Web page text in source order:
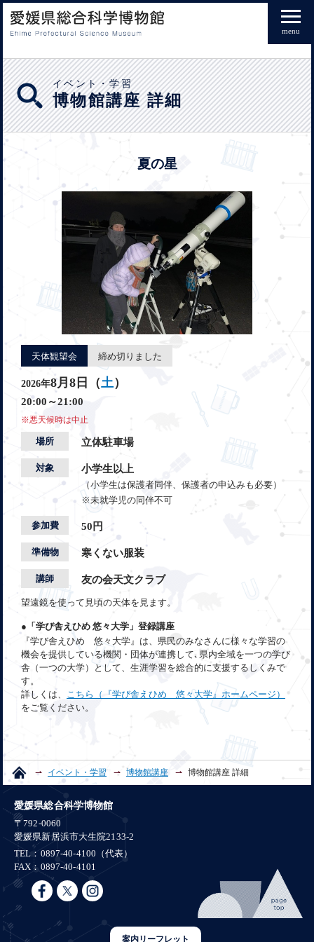
menu
イベント・学習
博物館講座 詳細
夏の星
天体観望会 締め切りました
2026年8月8日（土）
20:00～21:00
※悪天候時は中止
場所 立体駐車場
対象 小学生以上
（小学生は保護者同伴、保護者の申込みも必要）
※未就学児の同伴不可
参加費 50円
準備物 寒くない服装
講師 友の会天文クラブ
望遠鏡を使って見頃の天体を見ます。
●「学び舎えひめ 悠々大学」登録講座
『学び舎えひめ 悠々大学』は、県民のみなさんに様々な学習の
機会を提供している機関・団体が連携して､県内全域を一つの学び
舎（一つの大学）として、生涯学習を総合的に支援するしくみで
す。
詳しくは、
こちら（『学び舎えひめ 悠々大学』ホームページ）
をご覧ください。
イベント・学習 博物館講座 博物館講座 詳細
愛媛県総合科学博物館
〒792-0060
愛媛県新居浜市大生院2133-2
TEL：0897-40-4100（代表）
FAX：0897-40-4101
案内リーフレット